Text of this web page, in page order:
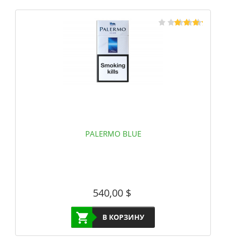
PALERMO BLUE
540,00$
В КОРЗИНУ